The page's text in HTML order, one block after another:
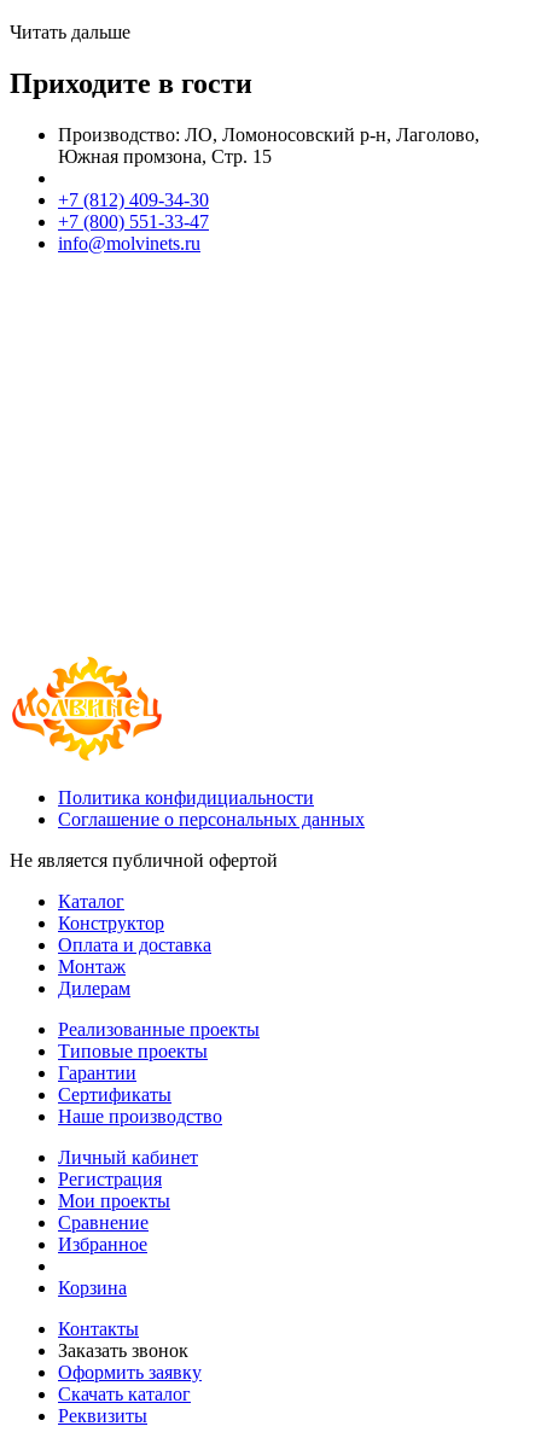
Читать дальше
Приходите в гости
Производство: ЛО, Ломоносовский р-н, Лаголово,
Южная промзона, Стр. 15
+7 (812) 409-34-30
+7 (800) 551-33-47
info@molvinets.ru
Политика конфидициальности
Соглашение о персональных данных
Не является публичной офертой
Каталог
Конструктор
Оплата и доставка
Монтаж
Дилерам
Реализованные проекты
Типовые проекты
Гарантии
Сертификаты
Наше производство
Личный кабинет
Регистрация
Мои проекты
Сравнение
Избранное
Корзина
Контакты
Заказать звонок
Оформить заявку
Скачать каталог
Реквизиты